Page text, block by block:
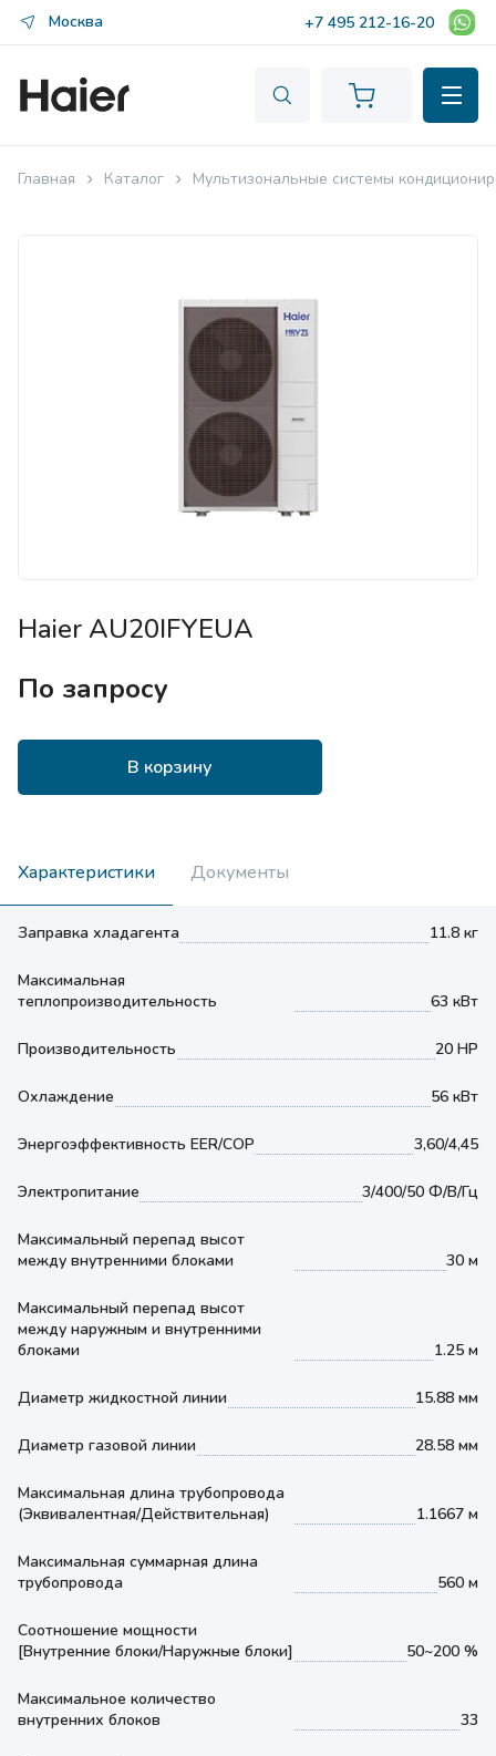
Москва +7 495 212-16-20
Главная Каталог Мультизональные системы
Haier AU20IFYEUA
По запросу
В корзину
Характеристики Документы
Заправка хладагента 11.8 кг
Максимальная
теплопроизводительность
63 кВт
Производительность 20 HP
Охлаждение 56 кВт
Энергоэффективность EER/COP 3,60/4,45
Электропитание 3/400/50 Ф/В/Гц
Максимальный перепад высот
между внутренними блоками
30 м
Максимальный перепад высот
между наружным и внутренними
блоками
1.25 м
Диаметр жидкостной линии 15.88 мм
Диаметр газовой линии 28.58 мм
Максимальная длина трубопровода
(Эквивалентная/Действительная)
1.1667 м
Максимальная суммарная длина
трубопровода
560 м
Соотношение мощности
[Внутренние блоки/Наружные блоки]
50~200 %
Максимальное количество
внутренних блоков
33